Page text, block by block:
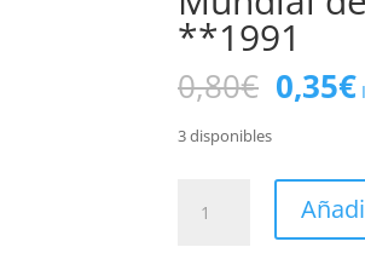
**1991
0,80€ El
precio
era:
0,80€.
0,35€
3 disponibles
3133.